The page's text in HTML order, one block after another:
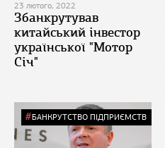
23 лютого, 2022
Збанкрутував
китайський інвестор
української "Мотор
Січ"
БАНКРУТСТВО ПІДПРИЄМСТВ